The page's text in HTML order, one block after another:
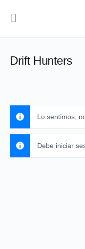
Drift Hunters
Lo sentimos,
Debe iniciar